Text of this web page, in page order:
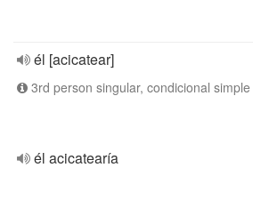
él [acicatear]
3rd person singular, condicional simple
él acicatearía